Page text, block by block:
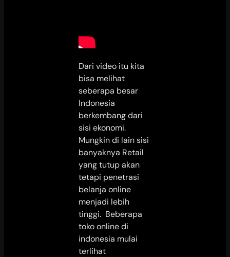
Dari video itu kita
bisa melihat
seberapa besar
Indonesia
berkembang dari
sisi ekonomi.
Mungkin di lain sisi
banyaknya Retail
yang tutup akan
tetapi penetrasi
belanja online
menjadi lebih
tinggi. Beberapa
toko online di
indonesia mulai
terlihat